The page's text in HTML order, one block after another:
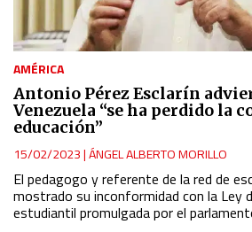
AMÉRICA
Antonio Pérez Esclarín
Venezuela “se ha perdido la
educación”
15/02/2023|ÁNGEL ALBERTO MORILLO
El pedagogo y referente de la red de
mostrado su inconformidad con la Ley
estudiantil promulgada por el